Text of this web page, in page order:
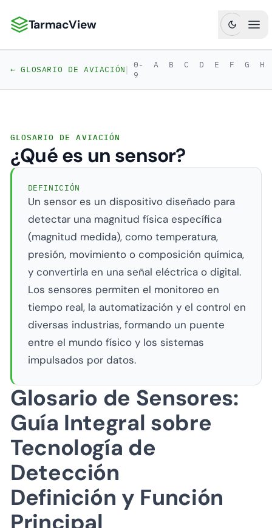
TarmacView: Análisis de Aviación de Precisión
TarmacView
← GLOSARIO DE AVIACIÓN| 0-
9
A B C D E F G H
GLOSARIO DE AVIACIÓN
¿Qué es un sensor?
DEFINICIÓN
Un sensor es un dispositivo diseñado para
detectar una magnitud física específica
(magnitud medida), como temperatura,
presión, movimiento o composición química,
y convertirla en una señal eléctrica o digital.
Los sensores permiten el monitoreo en
tiempo real, la automatización y el control en
diversas industrias, formando un puente
entre el mundo físico y los sistemas
impulsados por datos.
Glosario de Sensores:
Guía Integral sobre
Tecnología de
Detección
Definición y Función
Principal